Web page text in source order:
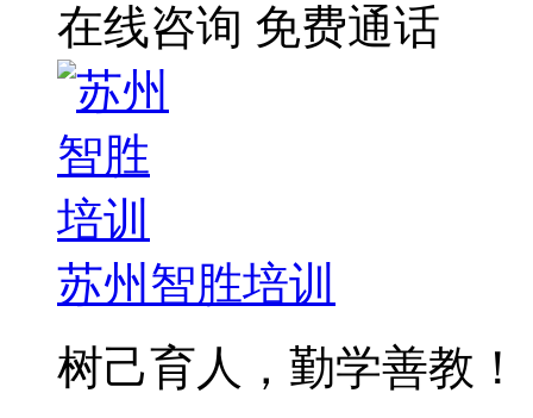
在线咨询 免费通话
苏州智胜培训
树己育人，勤学善教！